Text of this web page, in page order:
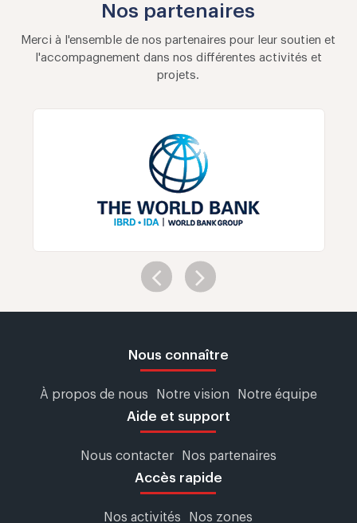
Nos partenaires
Merci à l'ensemble de nos partenaires pour leur soutien et
l'accompagnement dans nos différentes activités et
projets.
Nous connaître
À propos de nous Notre vision Notre équipe
Aide et support
Nous contacter Nos partenaires
Accès rapide
Nos activités Nos zones